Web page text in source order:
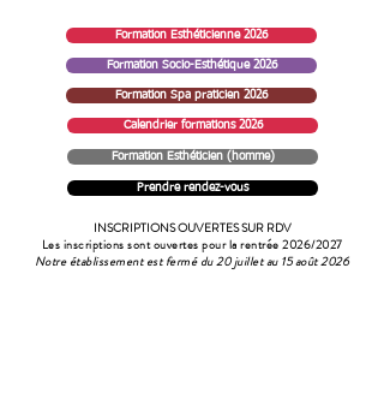
Formation Spa praticien 2026
Formation Esthéticienne 2026
Calendrier formations 2026
INSCRIPTIONS OUVERTES SUR RDV
Les inscriptions sont ouvertes pour la rentrée 2026/2027
Notre établissement est fermé du 20 juillet au 15 août 2026
Formation Esthéticien (homme)
Prendre rendez-vous
Formation Socio-Esthétique 2026